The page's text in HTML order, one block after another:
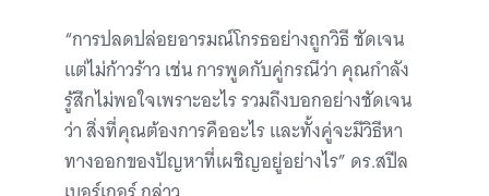
“การปลดปล่อยอารมณ์โกรธอย่างถูกวิธี ชัดเจน
แต่ไม่ก้าวร้าว เช่น การพูดกับคู่กรณีว่า คุณกำลัง
รู้สึกไม่พอใจเพราะอะไร รวมถึงบอกอย่างชัดเจน
ว่า สิ่งที่คุณต้องการคืออะไร และทั้งคู่จะมีวิธีหา
ทางออกของปัญหาที่เผชิญอยู่อย่างไร” ดร.สปีล